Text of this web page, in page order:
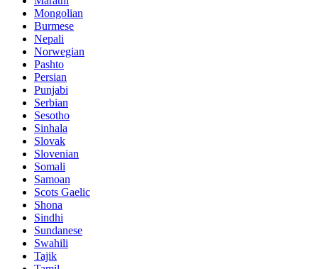
Mongolian
Burmese
Nepali
Norwegian
Pashto
Persian
Punjabi
Serbian
Sesotho
Sinhala
Slovak
Slovenian
Somali
Samoan
Scots Gaelic
Shona
Sindhi
Sundanese
Swahili
Tajik